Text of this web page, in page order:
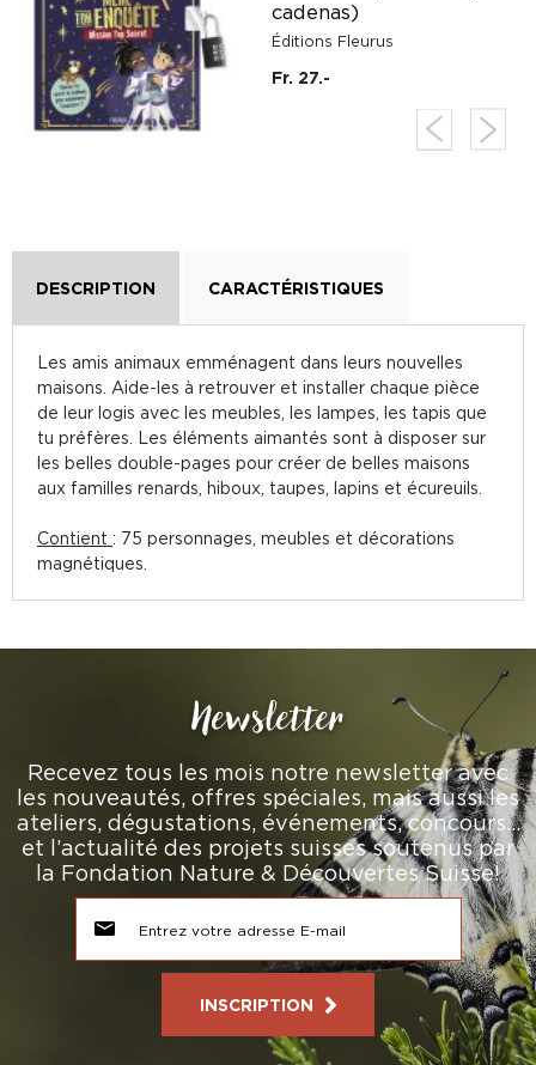
cadenas)
Éditions Fleurus
Fr. 27.-
DESCRIPTION CARACTÉRISTIQUES
Les amis animaux emménagent dans leurs nouvelles
maisons. Aide-les à retrouver et installer chaque pièce
de leur logis avec les meubles, les lampes, les tapis que
tu préfères. Les éléments aimantés sont à disposer sur
les belles double-pages pour créer de belles maisons
aux familles renards, hiboux, taupes, lapins et écureuils.
Contient : 75 personnages, meubles et décorations
magnétiques.
Newsletter
Recevez tous les mois notre newsletter avec
les nouveautés, offres spéciales, mais aussi les
ateliers, dégustations, événements, concours…
et l’actualité des projets suisses soutenus par
la Fondation Nature & Découvertes Suisse!
INSCRIPTION